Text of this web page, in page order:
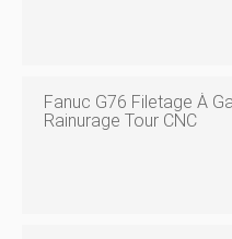
Fanuc G76 Filetage À
Rainurage Tour CNC